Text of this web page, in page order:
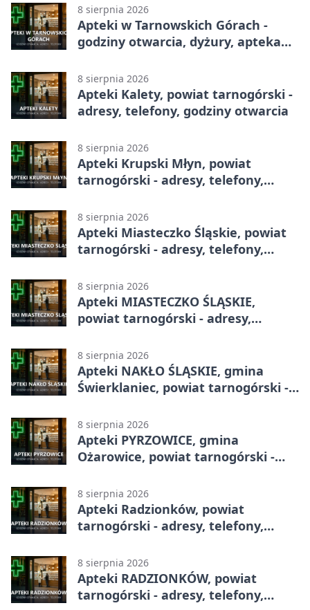
8 sierpnia 2026
Apteki w Tarnowskich Górach -
godziny otwarcia, dyżury, apteka
8 sierpnia 2026
Apteki Kalety, powiat tarnogórski -
adresy, telefony, godziny otwarcia
8 sierpnia 2026
Apteki Krupski Młyn, powiat
tarnogórski - adresy, telefony,
8 sierpnia 2026
Apteki Miasteczko Śląskie, powiat
tarnogórski - adresy, telefony,
8 sierpnia 2026
Apteki MIASTECZKO ŚLĄSKIE,
powiat tarnogórski - adresy,
8 sierpnia 2026
Apteki NAKŁO ŚLĄSKIE, gmina
Świerklaniec, powiat tarnogórski -
8 sierpnia 2026
Apteki PYRZOWICE, gmina
Ożarowice, powiat tarnogórski -
8 sierpnia 2026
Apteki Radzionków, powiat
tarnogórski - adresy, telefony,
8 sierpnia 2026
Apteki RADZIONKÓW, powiat
tarnogórski - adresy, telefony,